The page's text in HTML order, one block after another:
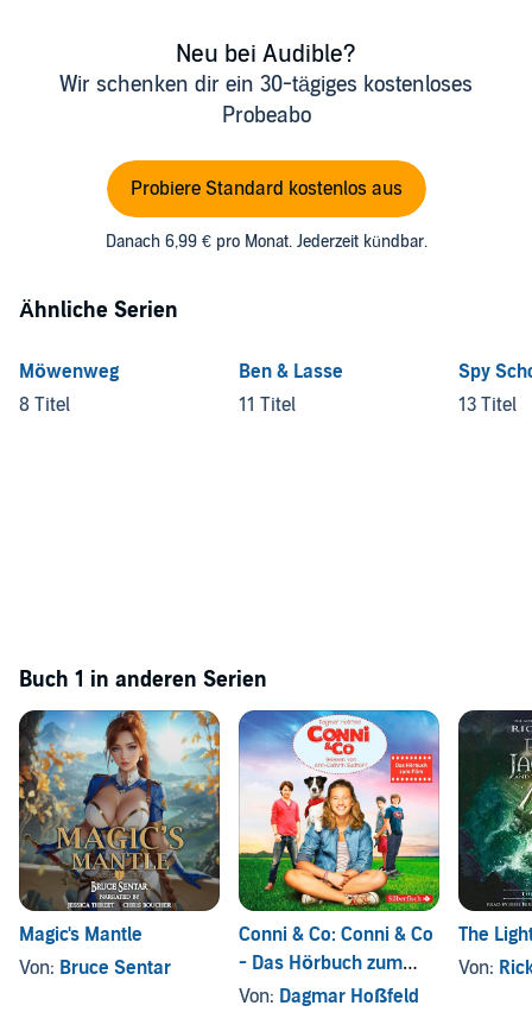
Neu bei Audible?
Wir schenken dir ein 30-tägiges kostenloses
Probeabo
Probiere Standard kostenlos aus
Danach 6,99 € pro Monat. Jederzeit kündbar.
Ähnliche Serien
Möwenweg
8 Titel
Ben & Lasse
11 Titel
Spy
13 Titel
Buch 1 in anderen Serien
Magic's Mantle
Von: Bruce Sentar
Conni & Co: Conni & Co
- Das Hörbuch zum
Film
Von: Dagmar Hoßfeld
The
Von: